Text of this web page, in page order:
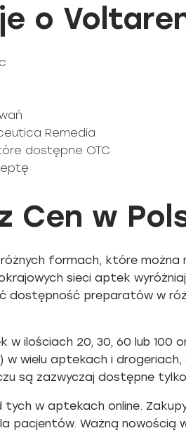
o
Remedia
dostępne OTC
Cen w
formach, które
sieci aptek
dostępność preparatów w
ilościach 20, 30, 60 lub 100
wielu aptekach i drogeriach,
są zazwyczaj dostępne
w aptekach online.
pacjentów. Ważną nowością